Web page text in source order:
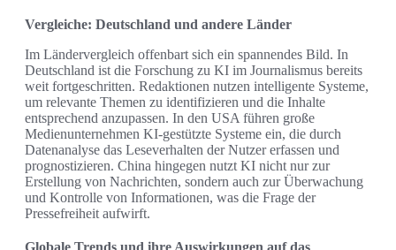
Vergleiche: Deutschland und andere Länder
Im Ländervergleich offenbart sich ein spannendes Bild. In
Deutschland ist die Forschung zu KI im Journalismus bereits
weit fortgeschritten. Redaktionen nutzen intelligente Systeme,
um relevante Themen zu identifizieren und die Inhalte
entsprechend anzupassen. In den USA führen große
Medienunternehmen KI-gestützte Systeme ein, die durch
Datenanalyse das Leseverhalten der Nutzer erfassen und
prognostizieren. China hingegen nutzt KI nicht nur zur
Erstellung von Nachrichten, sondern auch zur Überwachung
und Kontrolle von Informationen, was die Frage der
Pressefreiheit aufwirft.